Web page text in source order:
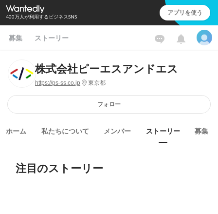
400万人が利用するビジネスSNS アプリを使う
募集 ストーリー
株式会社ピーエスアンドエス
https://ps-ss.co.jp 東京都
フォロー
ホーム 私たちについて メンバー ストーリー 募集
注目のストーリー